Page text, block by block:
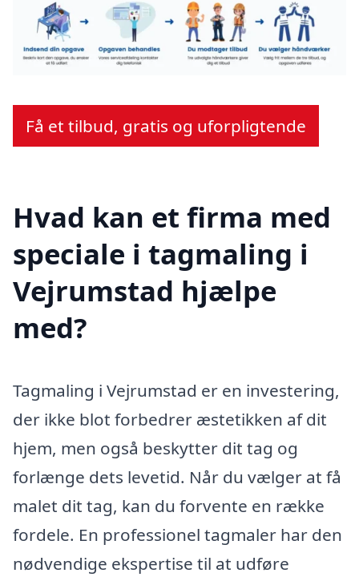
Få et tilbud, gratis og uforpligtende
Hvad kan et firma med
speciale i tagmaling i
Vejrumstad hjælpe
med?
Tagmaling i Vejrumstad er en investering,
der ikke blot forbedrer æstetikken af dit
hjem, men også beskytter dit tag og
forlænge dets levetid. Når du vælger at få
malet dit tag, kan du forvente en række
fordele. En professionel tagmaler har den
nødvendige ekspertise til at udføre